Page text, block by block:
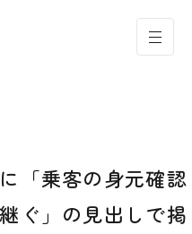
「乗客の身元確認
ぐ」の見出しで掲